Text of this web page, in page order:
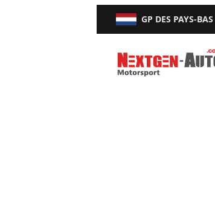
GP DES PAYS-BAS
Nextgen-Auto.com